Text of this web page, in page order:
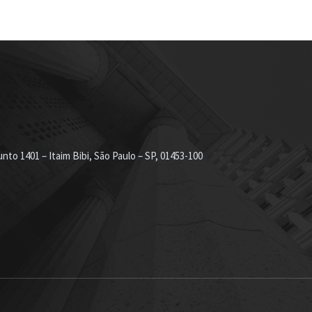
1401 – Itaim Bibi, São Paulo – SP, 01453-100